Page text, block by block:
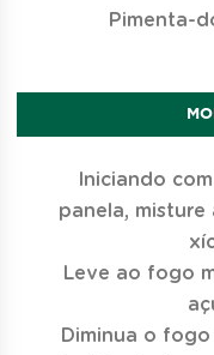
Pimenta-
Iniciando
panela, misture
Leve ao fogo
Diminua o